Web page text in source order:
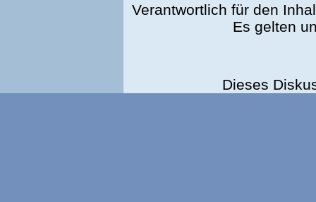
Verantwortlich für den
Es gelten
Dieses